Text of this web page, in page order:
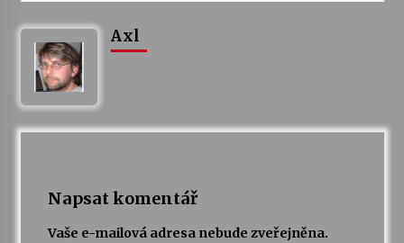
23. 7. 2026
22. 7. 2026
17. 7. 2026
Axl
Napsat komentář
Vaše e-mailová adresa nebude zveřejněna.